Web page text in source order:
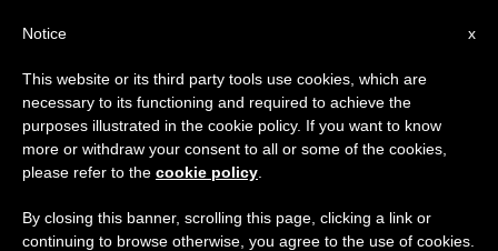
×
Aviso importante
Del 27 de julio al 7 de agosto haremos la pausa
anual, aprovechando que en el periodo de verano
se generan menos informaciones y también el
x
Notice
This website or its third party tools use cookies, which are
necessary to its functioning and required to achieve the
purposes illustrated in the cookie policy. If you want to know
more or withdraw your consent to all or some of the cookies,
please refer to the cookie policy
By closing this banner, scrolling this page, clicking a link or
continuing to browse otherwise, you agree to the use of cookies.